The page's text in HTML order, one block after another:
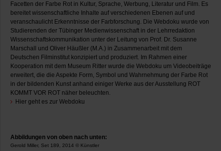
Facetten der Farbe Rot in Kultur, Sprache, Werbung, Literatur und Film. Es
bereitet wissenschaftliche Inhalte auf verschiedenen Ebenen auf und
veranschaulicht Erkenntnisse der Farbforschung. Die Webdoku wurde von
Studierenden der Tübinger Medienwissenschaft in der Lehrredaktion
Wissenschaftskommunikation unter der Leitung von Prof. Dr. Susanne
Marschall und Oliver Häußler (M.A.) in Zusammenarbeit mit dem
Deutschen Filminstitut konzipiert und produziert. Im Rahmen einer
Kooperation mit dem Museum Ritter wurde die Webdoku um Videobeiträge
erweitert, die die Aspekte Form, Symbol und Wahrnehmung der Farbe Rot
in der bildenden Kunst anhand einiger Werke aus der Ausstellung ROT
KOMMT VOR ROT näher beleuchten.
Hier geht es zur Webdoku
Abbildungen von oben nach unten:
Gerold Miller, Set 189, 2014 © Künstler